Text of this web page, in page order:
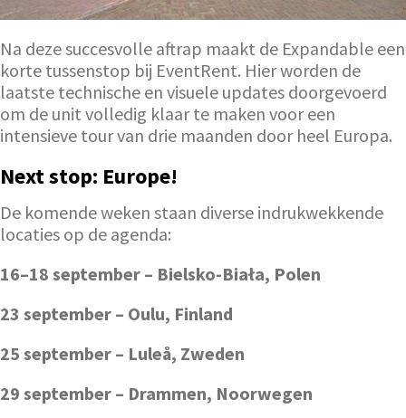
Na deze succesvolle aftrap maakt de Expandable een
korte tussenstop bij EventRent. Hier worden de
laatste technische en visuele updates doorgevoerd
om de unit volledig klaar te maken voor een
intensieve tour van drie maanden door heel Europa.
Next stop: Europe!
De komende weken staan diverse indrukwekkende
locaties op de agenda:
16–18 september – Bielsko-Biała, Polen
23 september – Oulu, Finland
25 september – Luleå, Zweden
29 september – Drammen, Noorwegen